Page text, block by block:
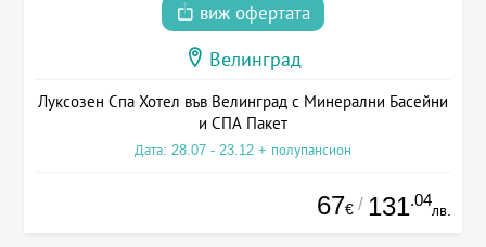
виж офертата
Велинград
Луксозен Спа Хотел във Велинград с Минерални Басейни
и СПА Пакет
Дата: 28.07 - 23.12 + полупансион
67€ / 131.04
лв.